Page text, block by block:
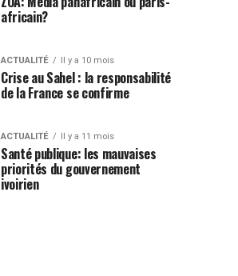
africain?
ACTUALITÉ Il y a 10 mois
Crise au Sahel : la responsabilité
de la France se confirme
ACTUALITÉ Il y a 11 mois
Santé publique: les mauvaises
priorités du gouvernement
ivoirien